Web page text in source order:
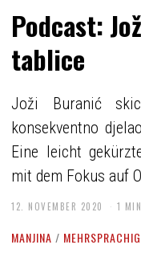
Podcast:
tablice
Joži Buranić
konsekventno
Eine leicht
mit dem Fokus auf
12. NOVEMBER 2020 1
MANJINA /